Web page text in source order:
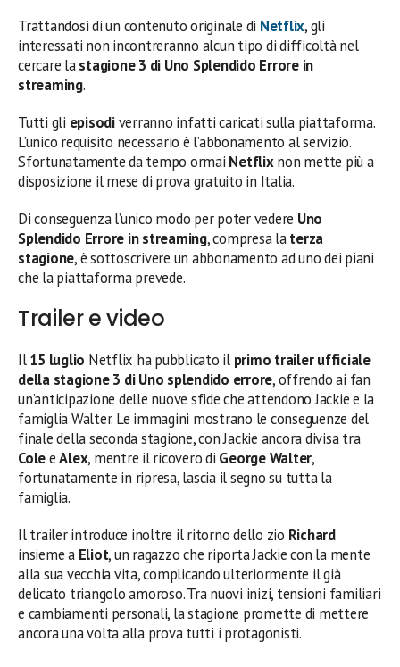
Trattandosi di un contenuto originale di Netflix, gli
interessati non incontreranno alcun tipo di difficoltà nel
cercare lastagione 3 di Uno Splendido Errore in
streaming.
Tutti gli episodiverranno infatti caricati sulla piattaforma.
L’unico requisito necessario è l’abbonamento al servizio.
Sfortunatamente da tempo ormai Netflixnon mette più a
disposizione il mese di prova gratuito in Italia.
Di conseguenza l’unico modo per poter vedere Uno
Splendido Errore in streaming, compresa laterza
stagione, è sottoscrivere un abbonamento ad uno dei piani
che la piattaforma prevede.
Trailer e video
Il15 luglio Netflix ha pubblicato il primo trailer ufficiale
della stagione 3 di Uno splendido errore, offrendo ai fan
un’anticipazione delle nuove sfide che attendono Jackie e la
famiglia Walter. Le immagini mostrano le conseguenze del
finale della seconda stagione, con Jackie ancora divisa tra
ColeeAlex, mentre il ricovero di George Walter,
fortunatamente in ripresa, lascia il segno su tutta la
famiglia.
Il trailer introduce inoltre il ritorno dello zio Richard
insieme a Eliot, un ragazzo che riporta Jackie con la mente
alla sua vecchia vita, complicando ulteriormente il già
delicato triangolo amoroso. Tra nuovi inizi, tensioni familiari
e cambiamenti personali, la stagione promette di mettere
ancora una volta alla prova tutti i protagonisti.